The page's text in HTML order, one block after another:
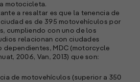
motocicleta.
a resaltar es que la tenencia de
es de 395 motovehículos por
cumpliendo con uno de los
relacionan con ciudades
dependientes, MDC (motorcycle
2006, Van, 2013) que son:
de motovehículos (superior a 350